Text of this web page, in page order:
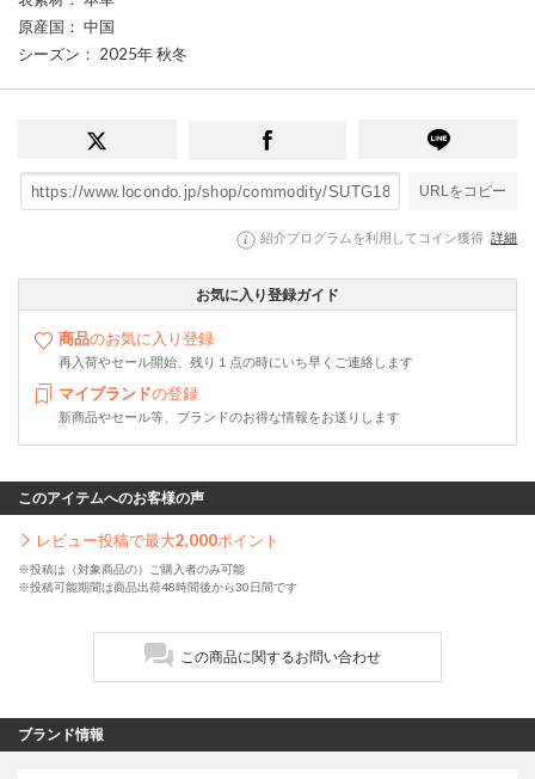
原産国 ： 中国
シーズン ： 2025年 秋冬
URLをコピー
紹介プログラムを利用してコイン獲得 詳細
お気に入り登録ガイド
商品のお気に入り登録
再入荷やセール開始、残り１点の時にいち早くご連絡します
マイブランドの登録
新商品やセール等、ブランドのお得な情報をお送りします
このアイテムへのお客様の声
レビュー投稿で最大2,000ポイント
※投稿は（対象商品の）ご購入者のみ可能
※投稿可能期間は商品出荷48時間後から30日間です
この商品に関するお問い合わせ
ブランド情報